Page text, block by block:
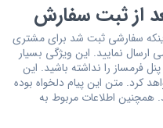
از ثبت سفارش
اینکه سفارشی ثبت شد برای مشتری
نمایید. این ویژگی بسیار
فرمساز را نداشته باشید. این
کرد. متن این پیام دلخواه بوده
همچنین اطلاعات مربوط به